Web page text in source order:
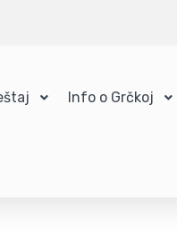
Info o Grčkoj